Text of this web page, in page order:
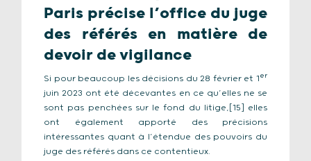
Paris précise l’office du juge
des référés en matière de
devoir de vigilance
Si pour beaucoup les décisions du 28 février et 1er
juin 2023 ont été décevantes en ce qu’elles ne se
sont pas penchées sur le fond du litige,[15] elles
ont également apporté des précisions
intéressantes quant à l’étendue des pouvoirs du
juge des référés dans ce contentieux.